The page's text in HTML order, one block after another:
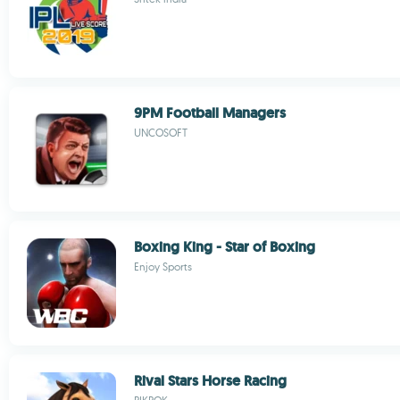
9PM Football Managers
UNCOSOFT
Boxing King - Star of Boxing
Enjoy Sports
Rival Stars Horse Racing